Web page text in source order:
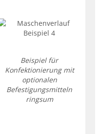
Beispiel für
Konfektionierung mit
optionalen
Befestigungsmitteln
ringsum